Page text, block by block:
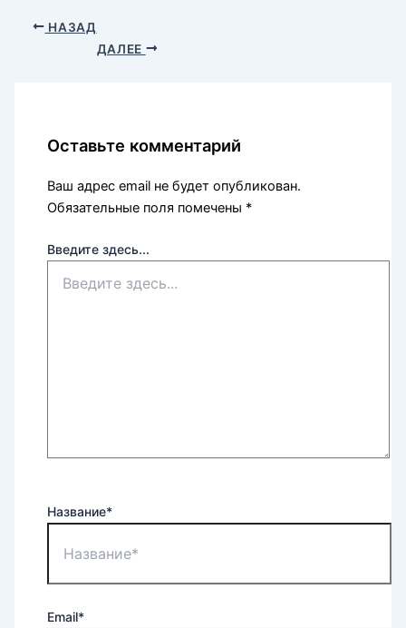
НАЗАД
ДАЛЕЕ
Оставьте комментарий
Ваш адрес email не будет опубликован.
Обязательные поля помечены *
Введите здесь...
Название*
Email*